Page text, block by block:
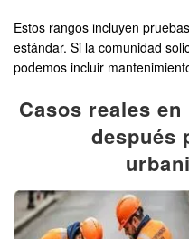
Estos rangos incluyen
estándar. Si la comunidad
podemos incluir
Casos reales
después